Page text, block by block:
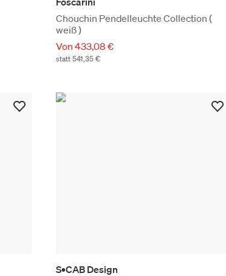
Chouchin Pendelleuchte Collection (
weiß )
Von 433,08 €
statt 541,35 €
S•CAB Design